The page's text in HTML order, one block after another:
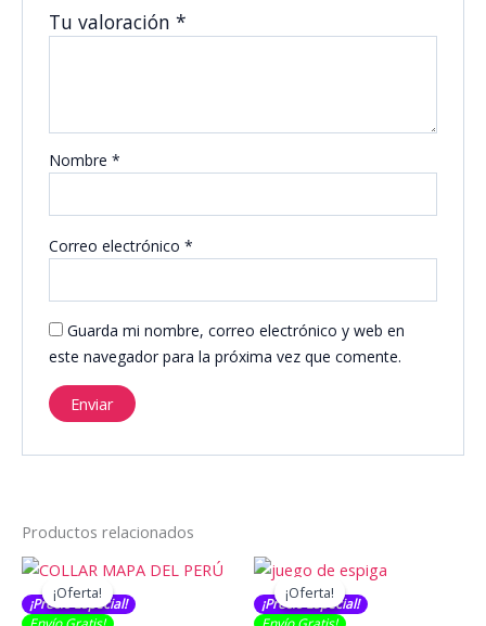
Tu valoración*
Nombre*
Correo electrónico*
Guarda mi nombre, correo electrónico y web en
este navegador para la próxima vez que comente.
Productos relacionados
¡Oferta!
¡Precio Especial!
¡Oferta! ¡Oferta!
¡Precio Especial!
¡Oferta!